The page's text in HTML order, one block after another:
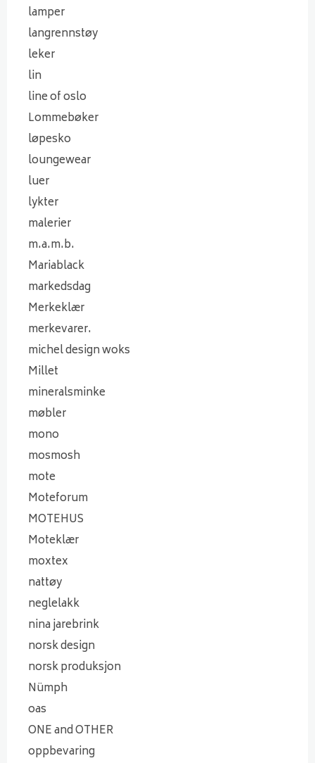
lamper
langrennstøy
leker
lin
line of oslo
Lommebøker
løpesko
loungewear
luer
lykter
malerier
m.a.m.b.
Mariablack
markedsdag
Merkeklær
merkevarer.
michel design woks
Millet
mineralsminke
møbler
mono
mosmosh
mote
Moteforum
MOTEHUS
Moteklær
moxtex
nattøy
neglelakk
nina jarebrink
norsk design
norsk produksjon
Nümph
oas
ONE and OTHER
oppbevaring